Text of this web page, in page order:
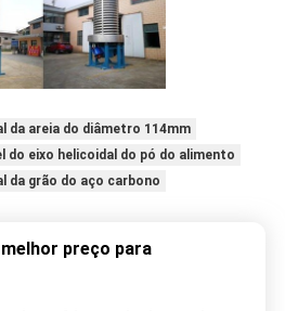
da areia do diâmetro 114mm
do eixo helicoidal do pó do alimento
da grão do aço carbono
preço para